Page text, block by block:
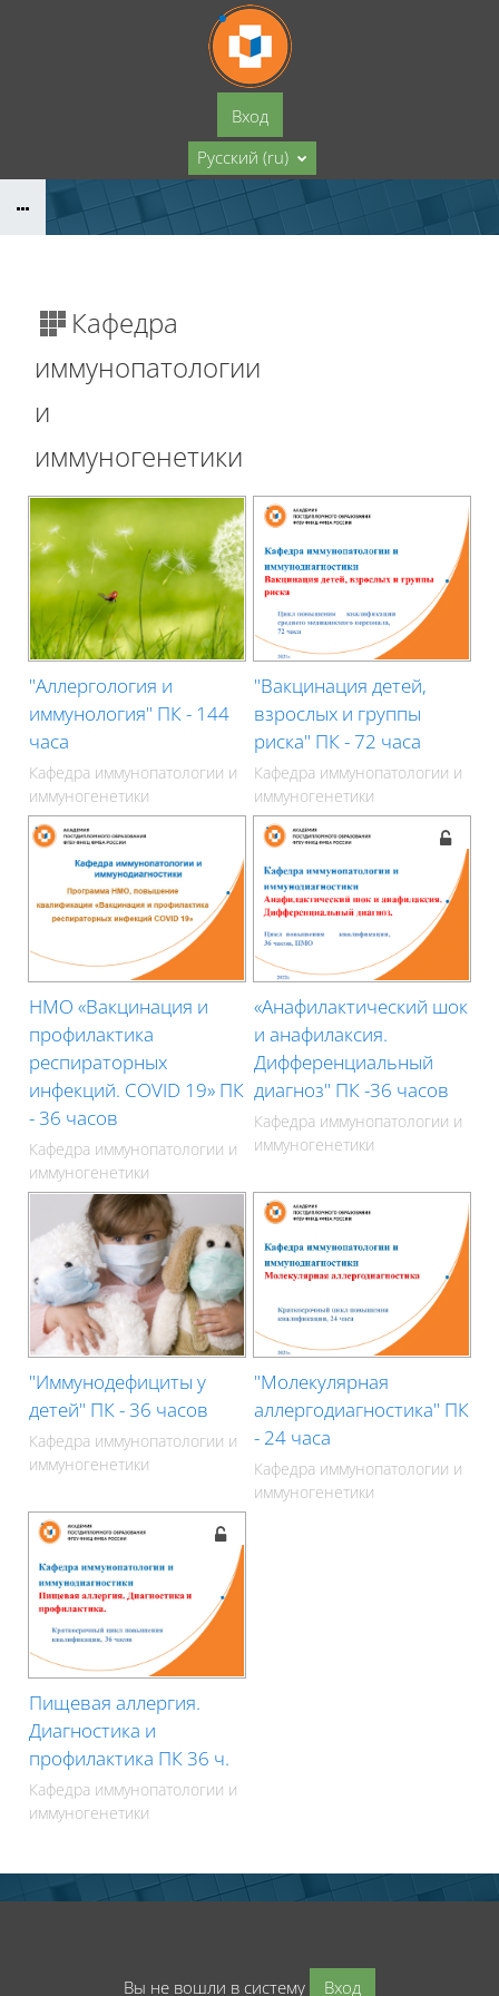
Перейти к основному содержанию
Вход
Русский ‎(ru)‎
Кафедра
иммунопатологии
и
иммуногенетики
"Аллергология и
иммунология" ПК - 144
часа
Кафедра иммунопатологии и
иммуногенетики
"Вакцинация детей,
взрослых и группы
риска" ПК - 72 часа
Кафедра иммунопатологии и
иммуногенетики
НМО «Вакцинация и
профилактика
респираторных
инфекций. COVID 19» ПК
- 36 часов
Кафедра иммунопатологии и
иммуногенетики
«Анафилактический шок
и анафилаксия.
Дифференциальный
диагноз" ПК -36 часов
Кафедра иммунопатологии и
иммуногенетики
"Иммунодефициты у
детей" ПК - 36 часов
Кафедра иммунопатологии и
иммуногенетики
"Молекулярная
аллергодиагностика" ПК
- 24 часа
Кафедра иммунопатологии и
иммуногенетики
Пищевая аллергия.
Диагностика и
профилактика ПК 36 ч.
Кафедра иммунопатологии и
иммуногенетики
Вы не вошли в систему Вход